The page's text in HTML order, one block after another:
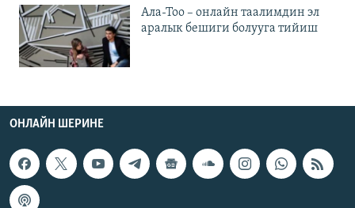
Ала-Тоо – онлайн таалимдин эл
аралык бешиги болууга тийиш
ОНЛАЙН ШЕРИНЕ